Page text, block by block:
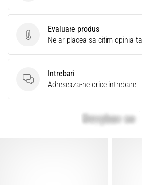
Evaluare produs
Evaluare produs
Ne-ar placea sa citim opinia ta
Intrebari
Intrebari
Adreseaza-ne orice intrebare